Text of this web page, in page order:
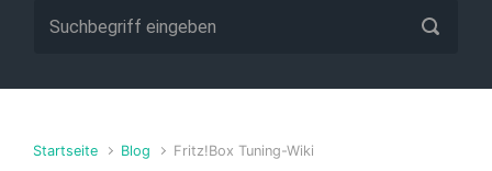
Startseite Blog Fritz!Box Tuning-Wiki